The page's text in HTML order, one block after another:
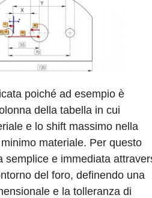
poiché ad esempio è
della tabella in cui
e lo shift massimo nella
materiale. Per questo
semplice e immediata
del foro, definendo una
e la tolleranza di